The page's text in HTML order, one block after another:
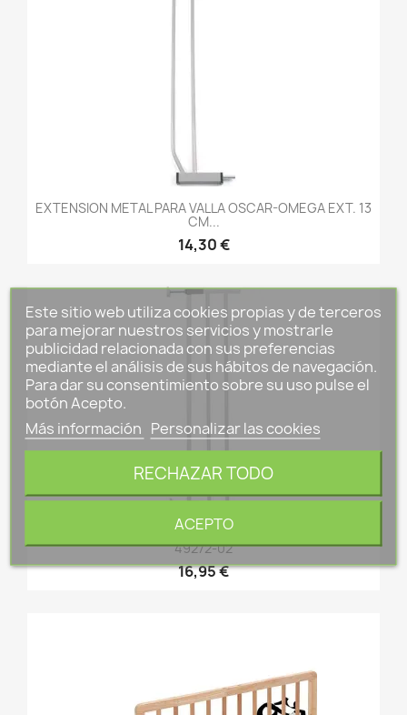
EXTENSION METAL PARA VALLA OSCAR-OMEGA EXT. 13
CM...
14,30 €
EXTENSION PARA VALLA YAEL METALICA 7 CM JEWE
49272-02
16,95 €
Este sitio web utiliza cookies propias y de terceros
para mejorar nuestros servicios y mostrarle
publicidad relacionada con sus preferencias
mediante el análisis de sus hábitos de navegación.
Para dar su consentimiento sobre su uso pulse el
botón Acepto.
Más información Personalizar las cookies
RECHAZAR TODO
ACEPTO